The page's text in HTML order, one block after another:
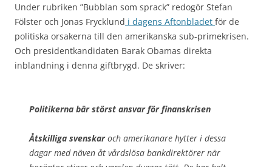
Under rubriken ”Bubblan som sprack” redogör Stefan
Fölster och Jonas Frycklund i dagens Aftonbladet för de
politiska orsakerna till den amerikanska sub-primekrisen.
Och presidentkandidaten Barak Obamas direkta
inblandning i denna giftbrygd. De skriver:
Politikerna bär störst ansvar för finanskrisen
Åtskilliga svenskaroch amerikanare hytter i dessa
dagar med näven åt vårdslösa bankdirektörer när